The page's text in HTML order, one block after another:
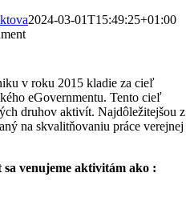
2024-03-01T15:49:25+01:00
v roku 2015 kladie za cieľ
eGovernmentu. Tento cieľ
druhov aktivít. Najdôležitejšou z
na skvalitňovaniu práce verejnej
venujeme aktivitám ako :